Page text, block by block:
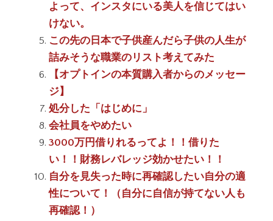
よって、インスタにいる美人を信じてはい
けない。
この先の日本で子供産んだら子供の人生が
詰みそうな職業のリスト考えてみた
【オプトインの本質購入者からのメッセー
ジ】
処分した「はじめに」
会社員をやめたい
3000万円借りれるってよ！！借りた
い！！財務レバレッジ効かせたい！！
自分を見失った時に再確認したい自分の適
性について！（自分に自信が持てない人も
再確認！）